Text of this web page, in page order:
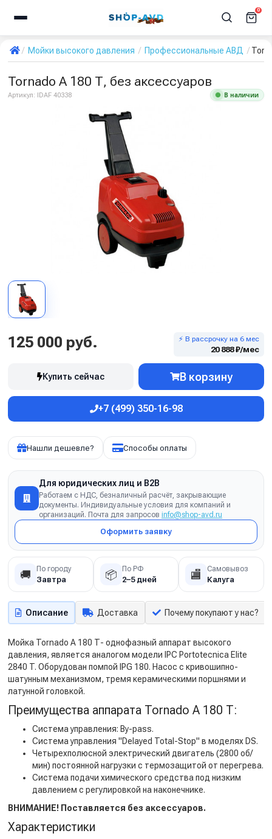
0
Мойки высокого давления Профессиональные АВД
Tornado А 180 Т, без аксессуаров
Артикул: IDAF 40338 В наличии
125 000 руб. ⚡ В рассрочку на 6 мес
20 888 ₽/мес
Купить сейчас В корзину
+7 (499) 350-16-98
Нашли дешевле? Способы оплаты
Для юридических лиц и B2B
Работаем с НДС, безналичный расчёт, закрывающие
документы. Индивидуальные условия для компаний и
организаций. Почта для запросов info@shop-avd.ru
Оформить заявку
🚚 По городу
Завтра 📦 По РФ
2–5 дней 🏬 Самовывоз
Калуга
Описание Доставка Почему покупают у нас?
Мойка Tornado А 180 Т- однофазный аппарат высокого
давления, является аналогом модели IPC Portotecnica Elite
2840 T. Оборудован помпой IPG 180. Насос с кривошипно-
шатунным механизмом, тремя керамическими поршнями и
латунной головкой.
Преимущества аппарата Tornado А 180 Т:
Система управления: By-pass.
Система управления "Delayed Total-Stop" в моделях DS.
Четырехполюсной электрический двигатель (2800 об/
мин) постоянной нагрузки с термозащитой от перегрева.
Система подачи химического средства под низким
давлением с регулировкой на наконечнике.
ВНИМАНИЕ! Поставляется без аксессуаров.
Характеристики